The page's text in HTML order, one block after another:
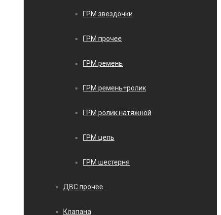
ГРМ звездочки
ГРМ прочее
ГРМ ремень
ГРМ ремень+ролик
ГРМ ролик натяжной
ГРМ цепь
ГРМ шестерня
ДВС прочее
Клапана